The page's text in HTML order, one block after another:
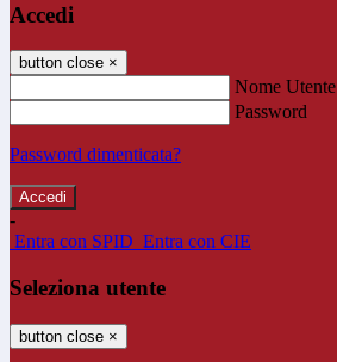
Accedi
button close ×
Nome Utente
Password
Password dimenticata?
-
Entra con SPID Entra con CIE
Seleziona utente
button close ×